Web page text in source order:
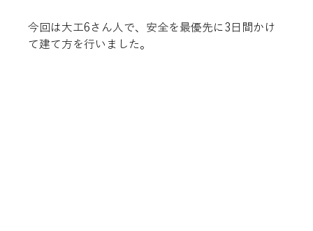
今回は大工6さん人で、安全を最優先に3日間かけ
て建て方を行いました。